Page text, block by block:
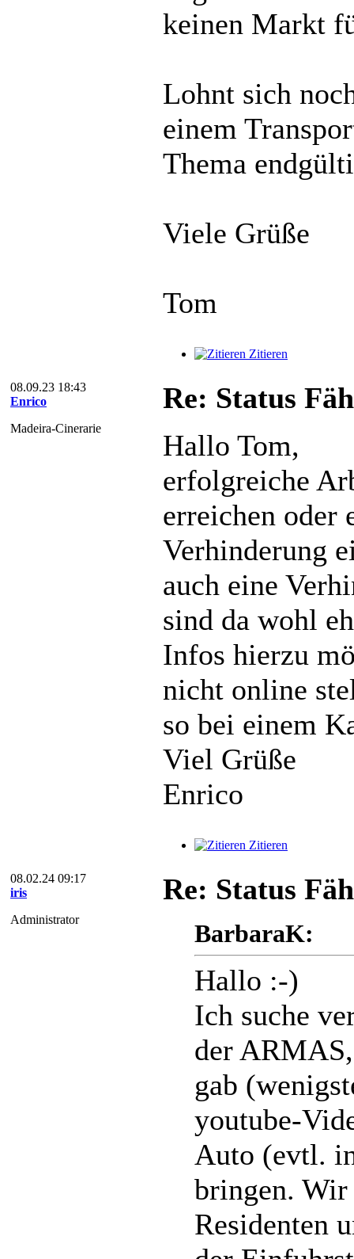
keinen Markt
Lohnt sich
einem
Thema
Viele Grüße
Tom
Zitieren
08.09.23 18:43
Enrico
Madeira-Cinerarie
Re: Status
Hallo Tom,
erfolgreiche
erreichen oder
Verhinderung
auch eine
sind da wohl
Infos hierzu
nicht online
so bei einem
Viel Grüße
Enrico
Zitieren
08.02.24 09:17
iris
Administrator
Re: Status
BarbaraK:
Hallo :-)
Ich suche
der
gab
youtube-
Auto (evtl.
bringen.
Residenten